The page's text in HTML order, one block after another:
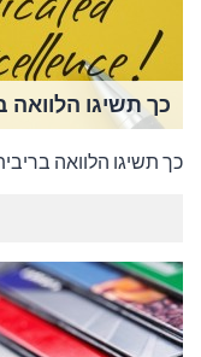
כך תשיגו הלוואה
כך תשיגו הלוואה